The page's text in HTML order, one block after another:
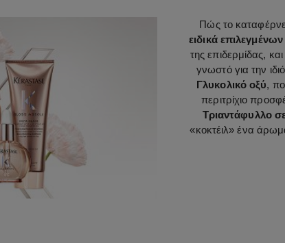
Πώς το
ειδικά
της επιδερμίδας,
γνωστό για την
Γλυκολικό οξύ,
περιτρίχιο
Τριαντάφυλλο
«κοκτέιλ» ένα